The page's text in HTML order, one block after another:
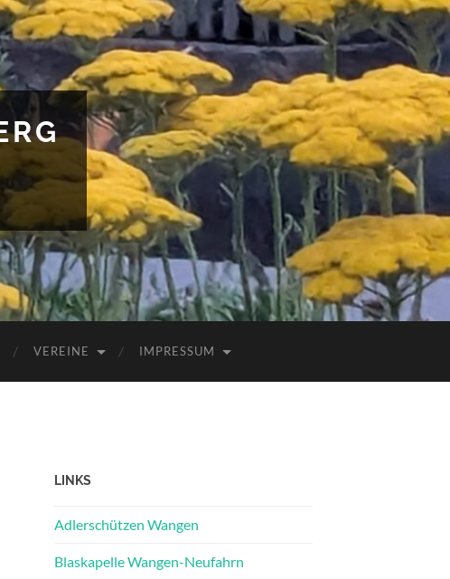
VEREINE IMPRESSUM
LINKS
Adlerschützen Wangen
Blaskapelle Wangen-Neufahrn